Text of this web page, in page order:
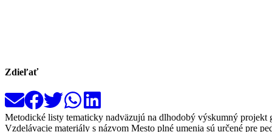
Zdieľať
Metodické listy tematicky nadväzujú na dlhodobý výskumný projekt
Vzdelávacie materiály s názvom Mesto plné umenia sú určené pre